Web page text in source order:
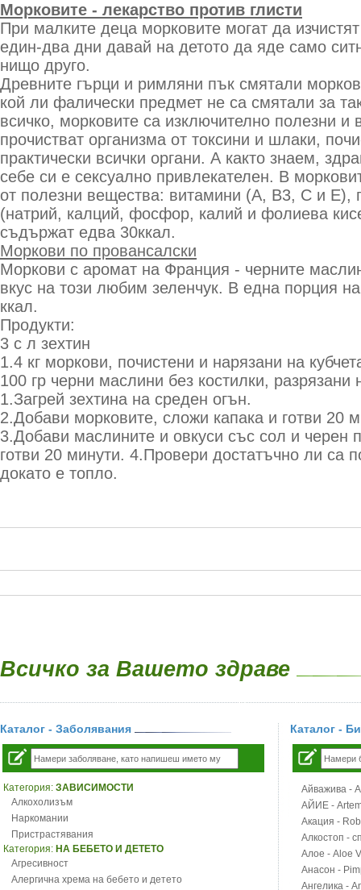
Морковите - лекарство против глисти
При малките деца морковите могат да
един-два дни давай на детото да яде само
нищо друго.
Древните гърци и римляни пък смятали
кой ли фалически предмет не са смятали за
всичко, морковите са изключително полезни и
прочистват организма от токсини и шлаки,
практически всички органи. А както знаем,
себе си е сексуално привлекателен. В
от полезни вещества: витамини (А, В3, С и Е),
(натрий, калций, фосфор, калий и фолиева
съдържат едва 30ккал.
Моркови по провансалски
Моркови с аромат на Франция - черните
вкус на този любим зеленчук. В една порция
ккал.
Продукти:
3 с л зехтин
1.4 кг моркови, почистени и нарязани на
100 гр черни маслини без костилки, разрязани
1.Загрей зехтина на среден огън.
2.Добави морковите, сложи капака и готви 20
3.Добави маслините и овкуси със сол и черен
готви 20 минути. 4.Провери достатъчно ли са
докато е топло.
Всичко за Вашето здраве
Каталог - Заболявания
Категория: ЗАВИСИМОСТИ
Алкохолизъм
Наркомании
Пристрастявания
Категория: НА БЕБЕТО И ДЕТЕТО
Агресивност
Алергична хрема на бебето и детето
Каталог -
Айважива -
АЙИЕ -
Акация -
Алкостоп -
Алое - Aloe
Анасон -
Ангелика -